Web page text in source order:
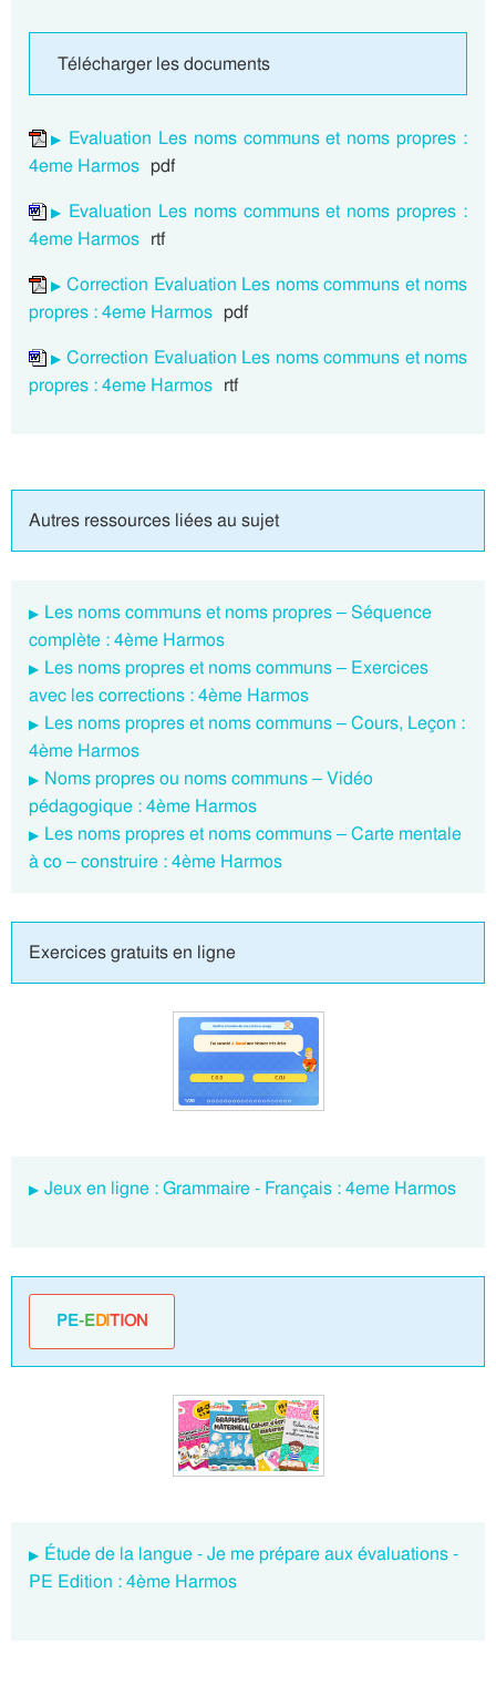
Télécharger les documents
Evaluation Les noms communs et noms propres :
4eme Harmos pdf
Evaluation Les noms communs et noms propres :
4eme Harmos rtf
Correction Evaluation Les noms communs et noms
propres : 4eme Harmos pdf
Correction Evaluation Les noms communs et noms
propres : 4eme Harmos rtf
Autres ressources liées au sujet
Les noms communs et noms propres – Séquence
complète : 4ème Harmos
Les noms propres et noms communs – Exercices
avec les corrections : 4ème Harmos
Les noms propres et noms communs – Cours, Leçon :
4ème Harmos
Noms propres ou noms communs – Vidéo
pédagogique : 4ème Harmos
Les noms propres et noms communs – Carte mentale
à co – construire : 4ème Harmos
Exercices gratuits en ligne
Jeux en ligne : Grammaire - Français : 4eme Harmos
PE-EDITION
Étude de la langue - Je me prépare aux évaluations -
PE Edition : 4ème Harmos